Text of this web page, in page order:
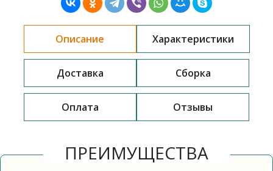
Описание Характеристики
Доставка Сборка
Оплата Отзывы
ПРЕИМУЩЕСТВА